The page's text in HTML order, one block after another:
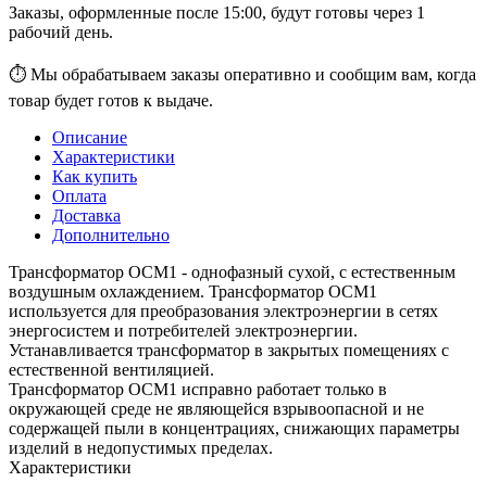
Заказы, оформленные после 15:00, будут готовы через 1
рабочий день.
⏱ Мы обрабатываем заказы оперативно и сообщим вам, когда
товар будет готов к выдаче.
Описание
Характеристики
Как купить
Оплата
Доставка
Дополнительно
Трансформатор ОСМ1 - однофазный сухой, с естественным
воздушным охлаждением. Трансформатор ОСМ1
используется для преобразования электроэнергии в сетях
энергосистем и потребителей электроэнергии.
Устанавливается трансформатор в закрытых помещениях с
естественной вентиляцией.
Трансформатор ОСМ1 исправно работает только в
окружающей среде не являющейся взрывоопасной и не
содержащей пыли в концентрациях, снижающих параметры
изделий в недопустимых пределах.
Характеристики